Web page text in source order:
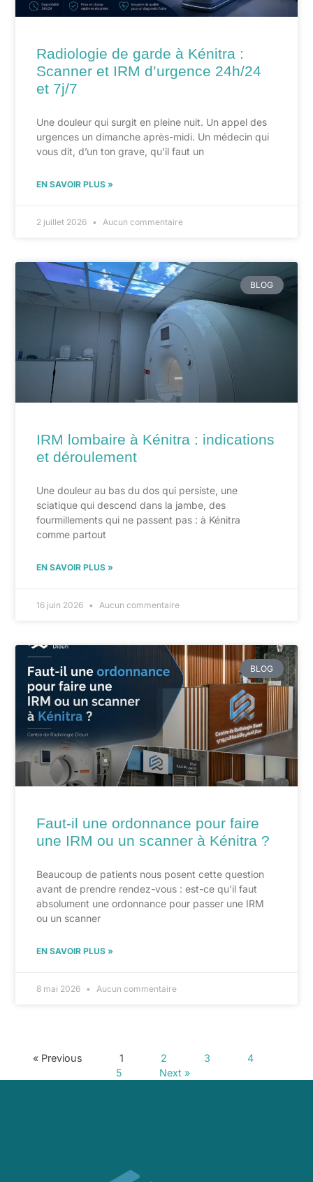
Radiologie de garde à Kénitra :
Scanner et IRM d’urgence 24h/24
et 7j/7
Une douleur qui surgit en pleine nuit. Un appel des
urgences un dimanche après-midi. Un médecin qui
vous dit, d’un ton grave, qu’il faut un
EN SAVOIR PLUS »
2 juillet 2026 Aucun commentaire
BLOG
IRM lombaire à Kénitra : indications
et déroulement
Une douleur au bas du dos qui persiste, une
sciatique qui descend dans la jambe, des
fourmillements qui ne passent pas : à Kénitra
comme partout
EN SAVOIR PLUS »
16 juin 2026 Aucun commentaire
BLOG
Faut-il une ordonnance pour faire
une IRM ou un scanner à Kénitra ?
Beaucoup de patients nous posent cette question
avant de prendre rendez-vous : est-ce qu’il faut
absolument une ordonnance pour passer une IRM
ou un scanner
EN SAVOIR PLUS »
8 mai 2026 Aucun commentaire
« Previous 1 2 3
4
5
Next »